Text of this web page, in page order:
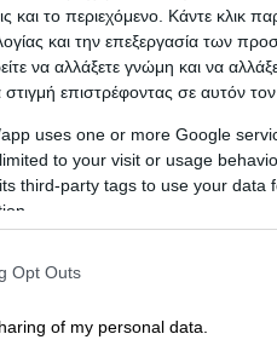
και το περιεχόμενο. Κάντε κλικ
και την επεξεργασία των
να αλλάξετε γνώμη και να
επιστρέφοντας σε αυτόν τον
uses one or more Google
to your visit or usage
third-party tags to use your data
Opt Outs
of my personal data.